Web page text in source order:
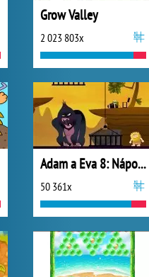
Grow Valley
2 023 803x
Adam a Eva 8: Nápoj lásky
50 361x